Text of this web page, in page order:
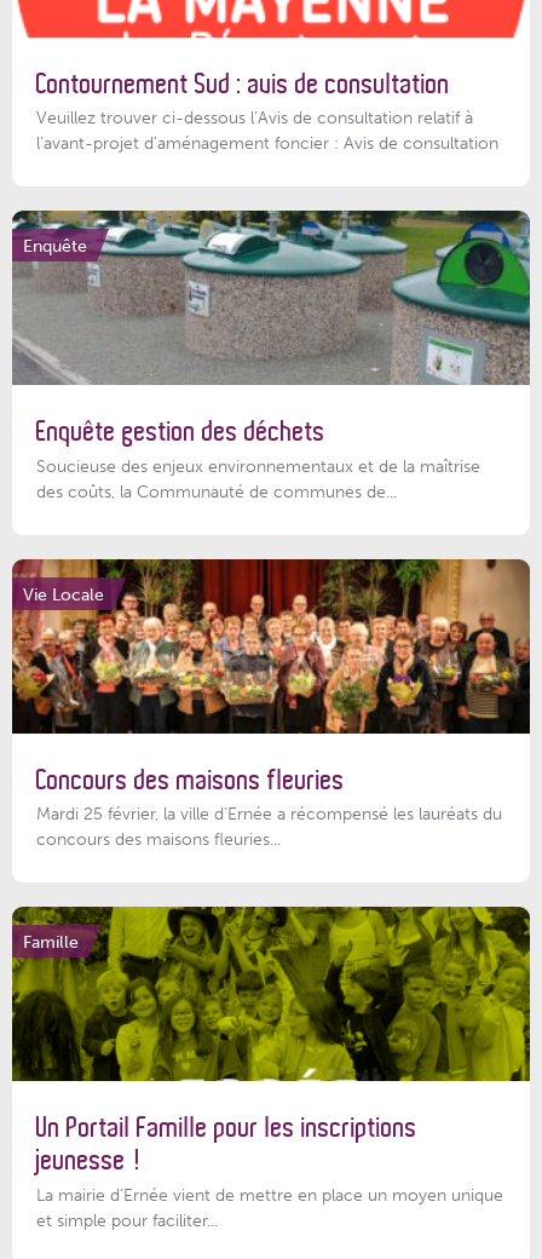
Contournement Sud : avis de consultation
Veuillez trouver ci-dessous l’Avis de consultation relatif à
l'avant-projet d'aménagement foncier : Avis de consultation
Enquête
Enquête gestion des déchets
Soucieuse des enjeux environnementaux et de la maîtrise
des coûts, la Communauté de communes de...
Vie Locale
Concours des maisons fleuries
Mardi 25 février, la ville d'Ernée a récompensé les lauréats du
concours des maisons fleuries...
Famille
Un Portail Famille pour les inscriptions
jeunesse !
La mairie d’Ernée vient de mettre en place un moyen unique
et simple pour faciliter...